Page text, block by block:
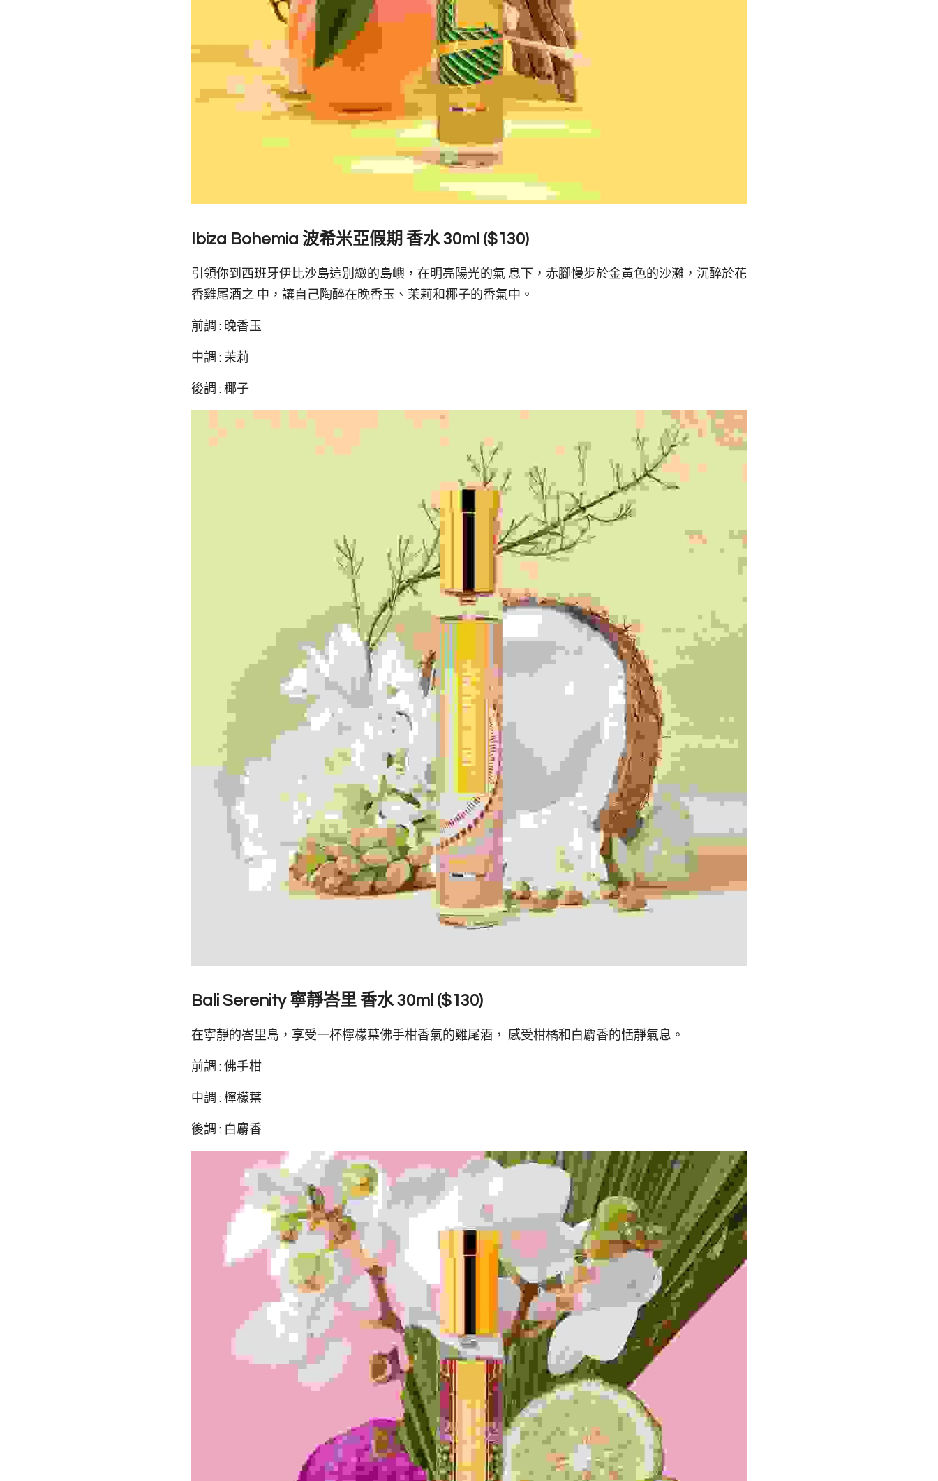
Ibiza Bohemia 波希米亞假期 香水 30ml ($130)
引領你到西班牙伊比沙島這別緻的島嶼，在明亮陽光的氣 息下，赤腳慢步於金黃色的沙灘，沉醉於花
香雞尾酒之 中，讓自己陶醉在晚香玉、茉莉和椰子的香氣中。
前調 : 晚香玉
中調 : 茉莉
後調 : 椰子
Bali Serenity 寧靜峇里 香水 30ml ($130)
在寧靜的峇里島，享受一杯檸檬葉佛手柑香氣的雞尾酒， 感受柑橘和白麝香的恬靜氣息。
前調 : 佛手柑
中調 : 檸檬葉
後調 : 白麝香